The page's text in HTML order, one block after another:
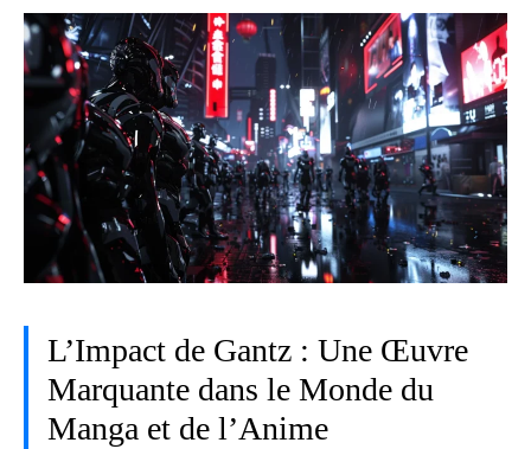
L’Impact de Gantz : Une Œuvre
Marquante dans le Monde du
Manga et de l’Anime